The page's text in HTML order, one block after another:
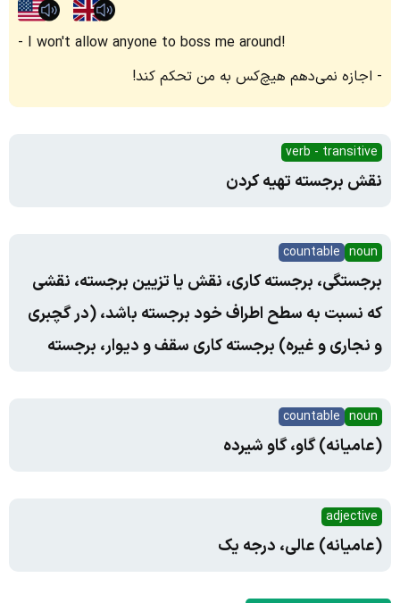
I won't allow anyone to boss me around!
اجازه نمی‌دهم هیچ‌کس به من تحکم کند!
verb - transitive
نقش برجسته تهیه کردن
noun
countable
برجستگی، برجسته کاری، نقش یا تزیین برجسته، نقشی
که نسبت به سطح اطراف خود برجسته باشد، (در گچبری
و نجاری و غیره) برجسته کاری سقف و دیوار، برجسته
noun
countable
(عامیانه) گاو، گاو شیرده
adjective
(عامیانه) عالی، درجه یک